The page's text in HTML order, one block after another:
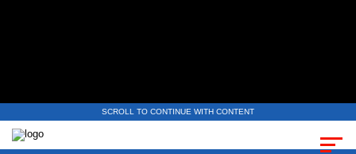
SCROLL TO CONTINUE WITH CONTENT